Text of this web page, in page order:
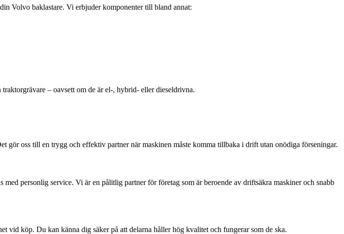
Volvo baklastare. Vi erbjuder komponenter till bland annat:
– oavsett om de är el-, hybrid- eller dieseldrivna.
oss till en trygg och effektiv partner när maskinen måste komma tillbaka i drift utan onödiga förseningar.
personlig service. Vi är en pålitlig partner för företag som är beroende av driftsäkra maskiner och snabb
vid köp. Du kan känna dig säker på att delarna håller hög kvalitet och fungerar som de ska.